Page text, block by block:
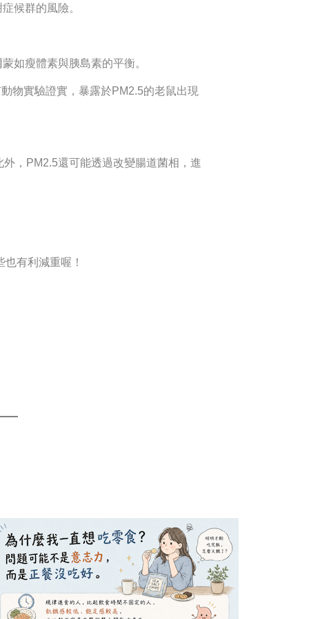
候群的風險。
如瘦體素與胰島素的平衡。
物實驗證實，暴露於PM2.5的老鼠出現
，PM2.5還可能透過改變腸道菌相，進
有利減重喔！